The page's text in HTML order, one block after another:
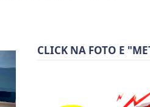
CLICK NA FOTO E